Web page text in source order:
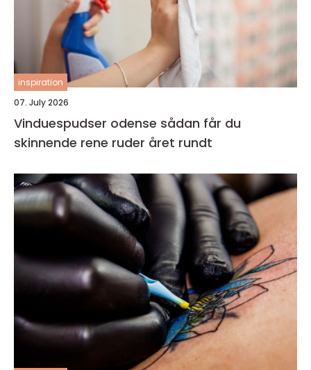
inspiration
07. July 2026
Vinduespudser odense sådan får du
skinnende rene ruder året rundt